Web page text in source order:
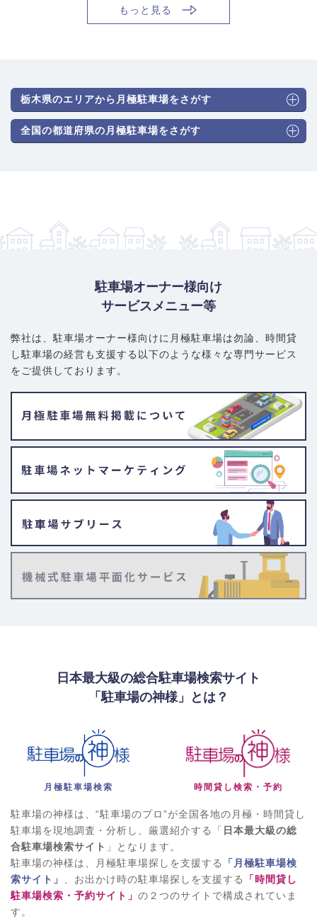
もっと見る
栃木県のエリアから月極駐車場をさがす
全国の都道府県の月極駐車場をさがす
駐車場オーナー様向け
サービスメニュー等
弊社は、駐車場オーナー様向けに月極駐車場は勿論、 時間貸
し駐車場の経営も支援する以下のような様々な専門サービス
をご提供しております。
日本最大級の総合駐車場検索サイト
「駐車場の神様」とは？
月極駐車場検索 時間貸し検索・予約
駐車場の神様は、“駐車場のプロ”が全国各地の月極・時間貸し
駐車場を現地調査・分析し、厳選紹介する「 日本最大級の総
合駐車場検索サイト 」となります。
駐車場の神様は、月極駐車場探しを支援する
「月極駐車場検
索サイト」
、お出かけ時の駐車場探しを支援する
「時間貸し
駐車場検索・予約サイト」 の２つのサイトで構成されていま
す。